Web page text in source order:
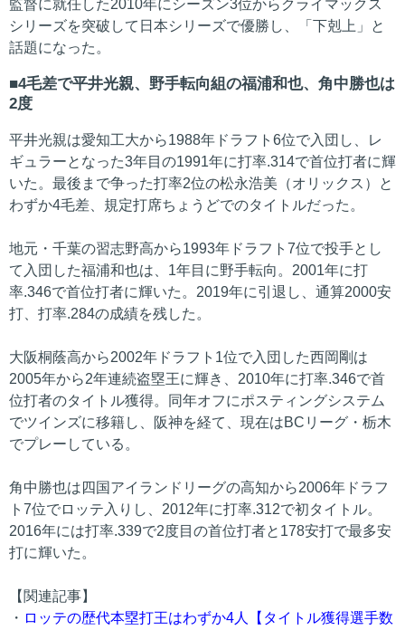
監督に就任した2010年にシーズン3位からクライマックス
シリーズを突破して日本シリーズで優勝し、「下剋上」と
話題になった。
4毛差で平井光親、野手転向組の福浦和也、角中勝也は
2度
平井光親は愛知工大から1988年ドラフト6位で入団し、レ
ギュラーとなった3年目の1991年に打率.314で首位打者に輝
いた。最後まで争った打率2位の松永浩美（オリックス）と
わずか4毛差、規定打席ちょうどでのタイトルだった。
地元・千葉の習志野高から1993年ドラフト7位で投手とし
て入団した福浦和也は、1年目に野手転向。2001年に打
率.346で首位打者に輝いた。2019年に引退し、通算2000安
打、打率.284の成績を残した。
大阪桐蔭高から2002年ドラフト1位で入団した西岡剛は
2005年から2年連続盗塁王に輝き、2010年に打率.346で首
位打者のタイトル獲得。同年オフにポスティングシステム
でツインズに移籍し、阪神を経て、現在はBCリーグ・栃木
でプレーしている。
角中勝也は四国アイランドリーグの高知から2006年ドラフ
ト7位でロッテ入りし、2012年に打率.312で初タイトル。
2016年には打率.339で2度目の首位打者と178安打で最多安
打に輝いた。
【関連記事】
・ ロッテの歴代本塁打王はわずか4人【タイトル獲得選手数